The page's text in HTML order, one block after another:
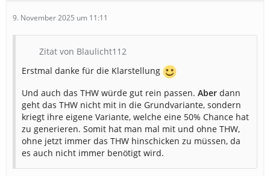
Weitere Informationen
Wahrscheinlichkeit, dass ein Patient
NEF Wahrscheinlichkeit 15%
RTH Wahrscheinlichkeit 5%
Fachrichtung für Patienten
Chirurgie
9. November 2025 um 11:11
Zitat von Blaulicht112
Erstmal danke für die Klarstellung
Und auch das THW würde gut rein passen. Aber dann
geht das THW nicht mit in die Grundvariante, sondern
kriegt ihre eigene Variante, welche eine 50% Chance hat
zu generieren. Somit hat man mal mit und ohne THW,
ohne jetzt immer das THW hinschicken zu müssen, da
es auch nicht immer benötigt wird.